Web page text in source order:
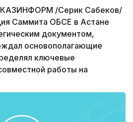
/Серик Сабеков/
Саммита ОБСЕ в Астане
документом,
основополагающие
ключевые
работы на